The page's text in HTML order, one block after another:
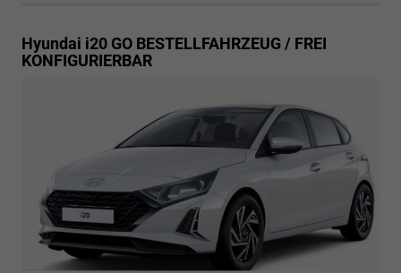
Hyundai i20 GO BESTELLFAHRZEUG / FREI
KONFIGURIERBAR